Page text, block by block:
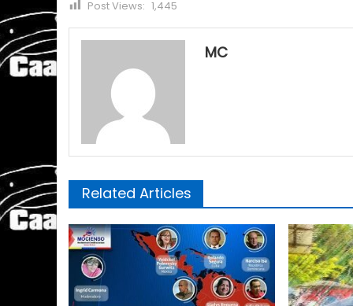
Post Views: 1,445
MC
Related Articles